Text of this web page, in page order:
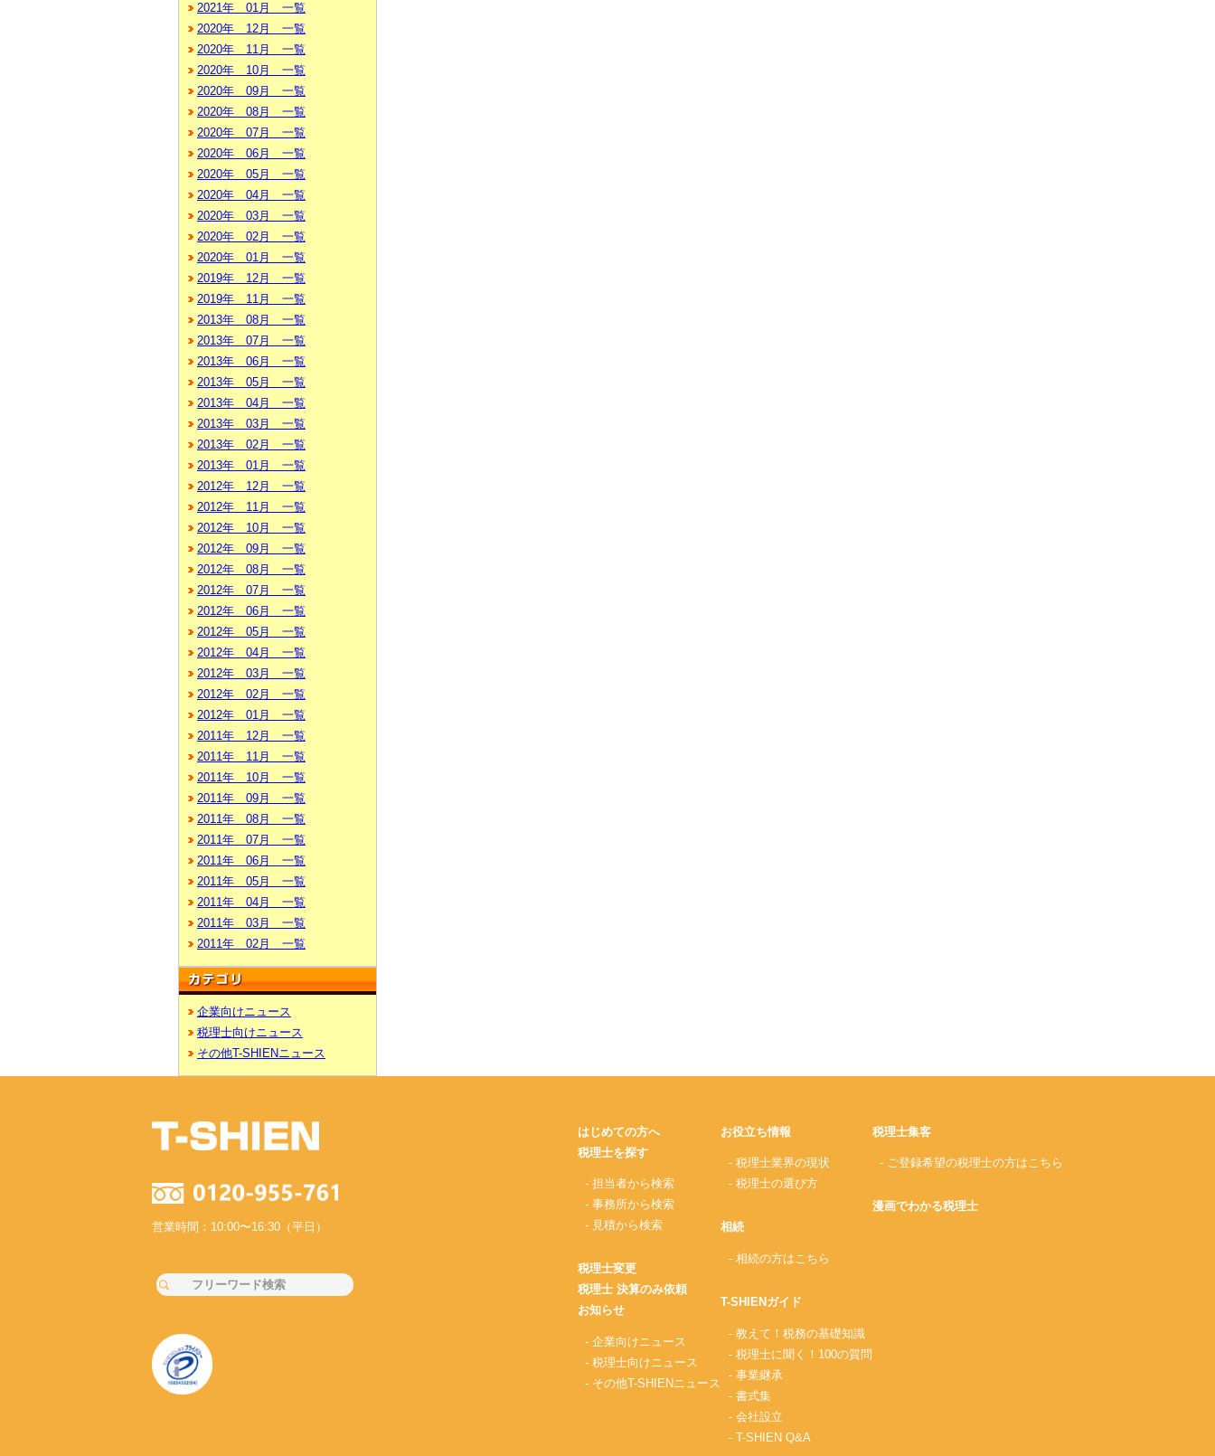
2021年 01月 一覧
2020年 12月 一覧
2020年 11月 一覧
2020年 10月 一覧
2020年 09月 一覧
2020年 08月 一覧
2020年 07月 一覧
2020年 06月 一覧
2020年 05月 一覧
2020年 04月 一覧
2020年 03月 一覧
2020年 02月 一覧
2020年 01月 一覧
2019年 12月 一覧
2019年 11月 一覧
2013年 08月 一覧
2013年 07月 一覧
2013年 06月 一覧
2013年 05月 一覧
2013年 04月 一覧
2013年 03月 一覧
2013年 02月 一覧
2013年 01月 一覧
2012年 12月 一覧
2012年 11月 一覧
2012年 10月 一覧
2012年 09月 一覧
2012年 08月 一覧
2012年 07月 一覧
2012年 06月 一覧
2012年 05月 一覧
2012年 04月 一覧
2012年 03月 一覧
2012年 02月 一覧
2012年 01月 一覧
2011年 12月 一覧
2011年 11月 一覧
2011年 10月 一覧
2011年 09月 一覧
2011年 08月 一覧
2011年 07月 一覧
2011年 06月 一覧
2011年 05月 一覧
2011年 04月 一覧
2011年 03月 一覧
2011年 02月 一覧
企業向けニュース
税理士向けニュース
その他T-SHIENニュース
営業時間：10:00〜16:30（平日）
はじめての方へ
税理士を探す
- 担当者から検索
- 事務所から検索
- 見積から検索
税理士変更
税理士 決算のみ依頼
お知らせ
- 企業向けニュース
- 税理士向けニュース
- その他T-SHIENニュース
お役立ち情報
- 税理士業界の現状
- 税理士の選び方
相続
- 相続の方はこちら
T-SHIENガイド
- 教えて！税務の基礎知識
- 税理士に聞く！100の質問
- 事業継承
- 書式集
- 会社設立
- T-SHIEN Q&A
税理士集客
- ご登録希望の税理士の方はこちら
漫画でわかる税理士